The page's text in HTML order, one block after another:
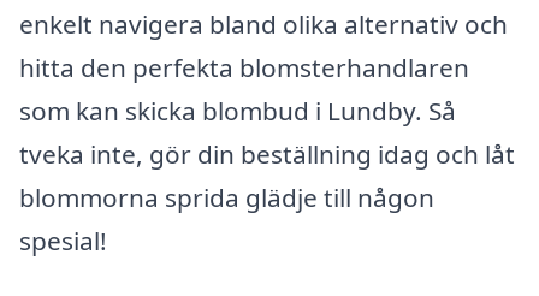
enkelt navigera bland olika alternativ och
hitta den perfekta blomsterhandlaren
som kan skicka blombud i Lundby. Så
tveka inte, gör din beställning idag och låt
blommorna sprida glädje till någon
spesial!